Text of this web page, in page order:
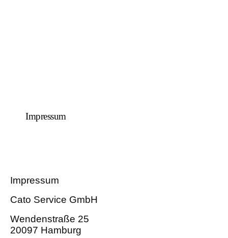
Impressum
Impressum
Cato Service GmbH
Wendenstraße 25
20097 Hamburg